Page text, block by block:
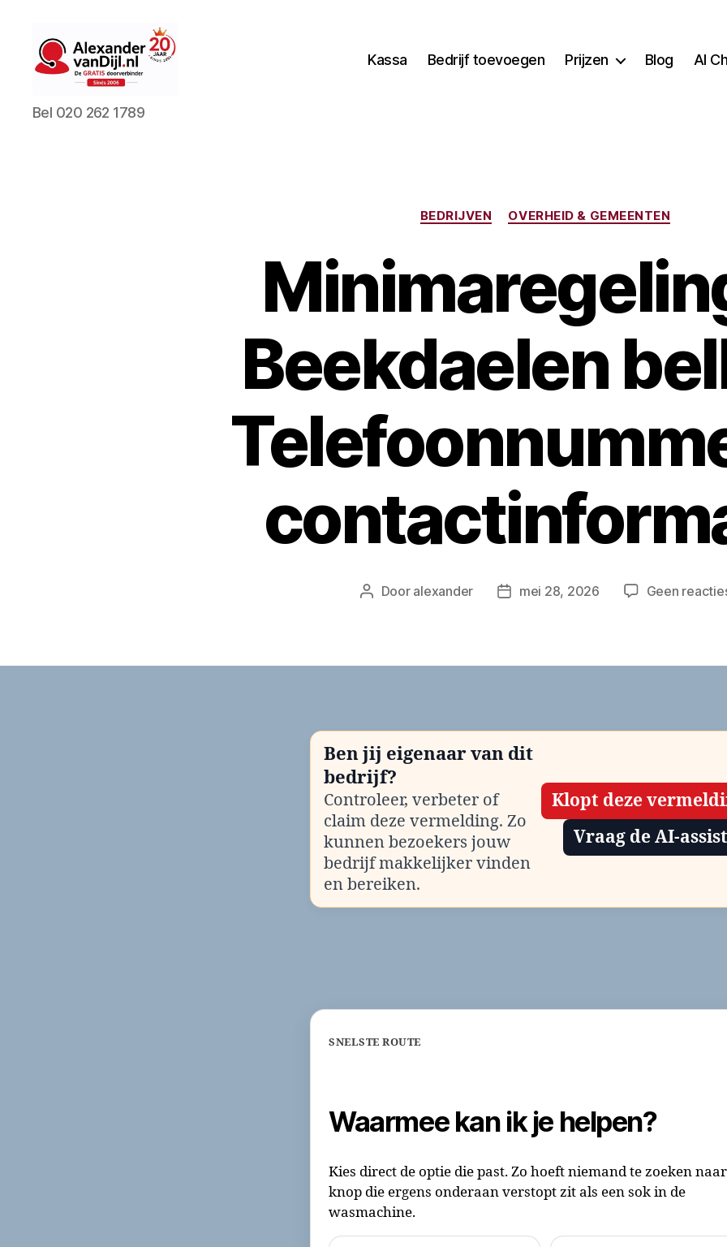
AlexandervanDijl.nl
Bel 020 262 1789
Kassa Bedrijf toevoegen Prijzen Blog AI
Categorieën
BEDRIJVEN OVERHEID & GEMEENTEN
Beekdaelen
Berichtauteur
Door alexander Berichtdatum
mei 28, 2026 Geen
Ben jij eigenaar van dit
bedrijf?
Controleer, verbeter of
claim deze vermelding. Zo
kunnen bezoekers jouw
bedrijf makkelijker vinden
en bereiken.
Klopt deze
Vraag de AI-
SNELSTE ROUTE
Waarmee kan ik je helpen?
Kies direct de optie die past. Zo hoeft niemand te zoeken
knop die ergens onderaan verstopt zit als een sok in de
wasmachine.